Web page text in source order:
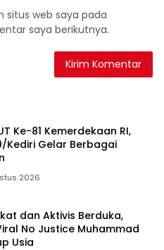
situs web saya pada
saya berikutnya.
Ke-81 Kemerdekaan RI,
Kediri Gelar Berbagai
2026
dan Aktivis Berduka,
No Justice Muhammad
Usia